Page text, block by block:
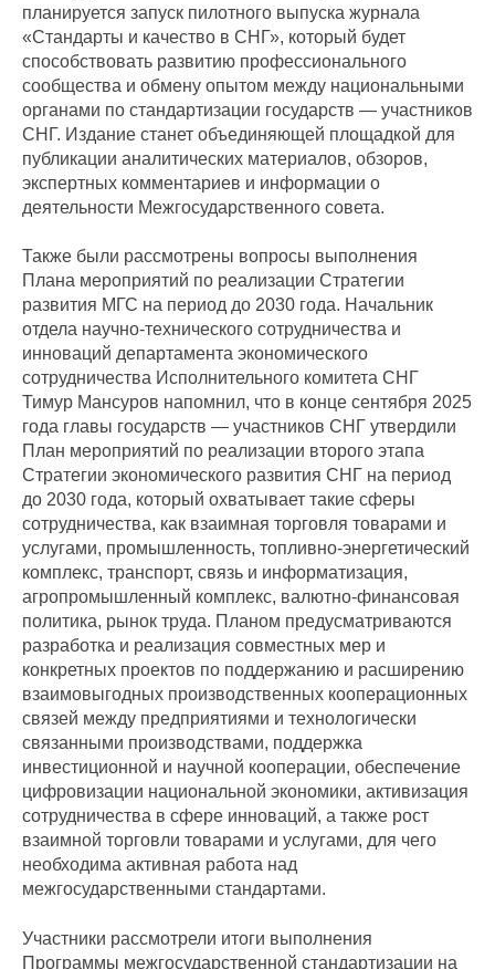
планируется запуск пилотного выпуска журнала
«Стандарты и качество в СНГ», который будет
способствовать развитию профессионального
сообщества и обмену опытом между национальными
органами по стандартизации государств — участников
СНГ. Издание станет объединяющей площадкой для
публикации аналитических материалов, обзоров,
экспертных комментариев и информации о
деятельности Межгосударственного совета.
Также были рассмотрены вопросы выполнения
Плана мероприятий по реализации Стратегии
развития МГС на период до 2030 года. Начальник
отдела научно-технического сотрудничества и
инноваций департамента экономического
сотрудничества Исполнительного комитета СНГ
Тимур Мансуров напомнил, что в конце сентября 2025
года главы государств — участников СНГ утвердили
План мероприятий по реализации второго этапа
Стратегии экономического развития СНГ на период
до 2030 года, который охватывает такие сферы
сотрудничества, как взаимная торговля товарами и
услугами, промышленность, топливно-энергетический
комплекс, транспорт, связь и информатизация,
агропромышленный комплекс, валютно-финансовая
политика, рынок труда. Планом предусматриваются
разработка и реализация совместных мер и
конкретных проектов по поддержанию и расширению
взаимовыгодных производственных кооперационных
связей между предприятиями и технологически
связанными производствами, поддержка
инвестиционной и научной кооперации, обеспечение
цифровизации национальной экономики, активизация
сотрудничества в сфере инноваций, а также рост
взаимной торговли товарами и услугами, для чего
необходима активная работа над
межгосударственными стандартами.
Участники рассмотрели итоги выполнения
Программы межгосударственной стандартизации на